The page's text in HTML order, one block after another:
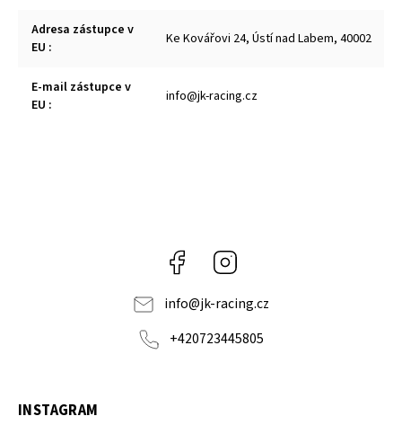
Adresa zástupce v
EU : Ke Kovářovi 24, Ústí nad Labem, 40002
E-mail zástupce v
EU : info@jk-racing.cz
Facebook
info@jk-racing.cz
+420723445805
INSTAGRAM